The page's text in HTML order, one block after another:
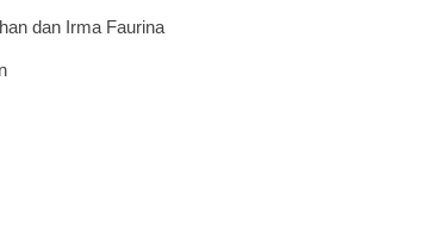
dan Irma Faurina